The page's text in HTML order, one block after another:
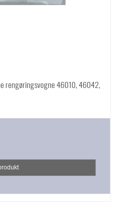
rengøringsvogne 46010, 46042,